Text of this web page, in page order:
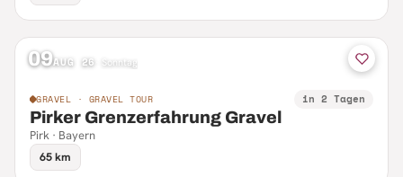
09AUG 26 Sonntag
GRAVEL · GRAVEL TOUR in 2 Tagen
Pirker Grenzerfahrung Gravel
Pirk · Bayern
65 km